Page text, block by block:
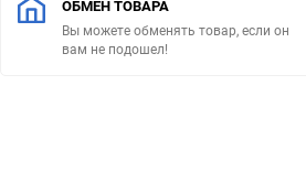
ОБМЕН ТОВАРА
Вы можете обменять товар, если он
вам не подошел!